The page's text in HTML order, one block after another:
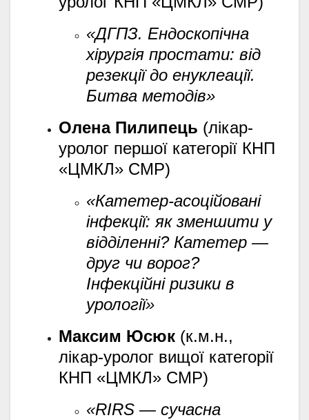
«ДГПЗ. Ендоскопічна
хірургія простати: від
резекції до енуклеації.
Битва методів»
Олена Пилипець (лікар-
уролог першої категорії КНП
«ЦМКЛ» СМР)
«Катетер-асоційовані
інфекції: як зменшити у
відділенні? Катетер —
друг чи ворог?
Інфекційні ризики в
урології»
Максим Юсюк (к.м.н.,
лікар-уролог вищої категорії
КНП «ЦМКЛ» СМР)
«RIRS — сучасна